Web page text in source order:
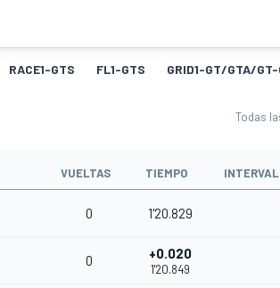
RACE1-GTS FL1-GTS GRID1-GT/GTA/GT-
Todas
VUELTAS TIEMPO
0 1'20.829
0 +0.020
1'20.849